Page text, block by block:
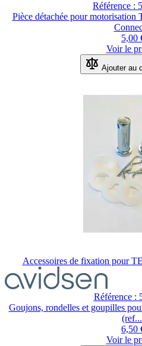
Référence :
Pièce détachée pour motorisation
5,00
Voir le
Ajouter au
Accessoires de fixation pour
Référence :
Goujons, rondelles et goupilles
6,50
Voir le